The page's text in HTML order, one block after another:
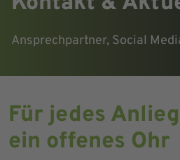
Ansprechpartner, Social
Für jedes
ein offenes Ohr